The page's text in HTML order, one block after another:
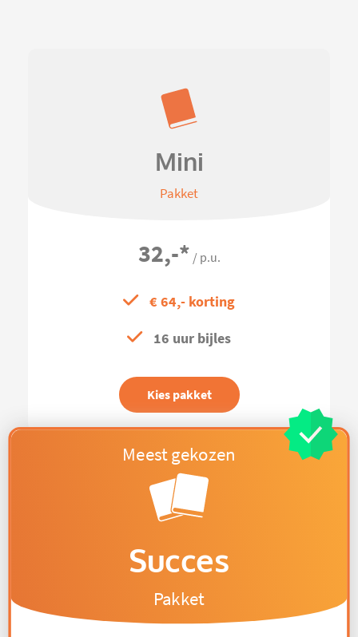
Mini
Pakket
32,-* / p.u.
€ 64,- korting
16 uur bijles
Kies pakket
Succes
Pakket